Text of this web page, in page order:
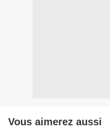
Vous aimerez aussi